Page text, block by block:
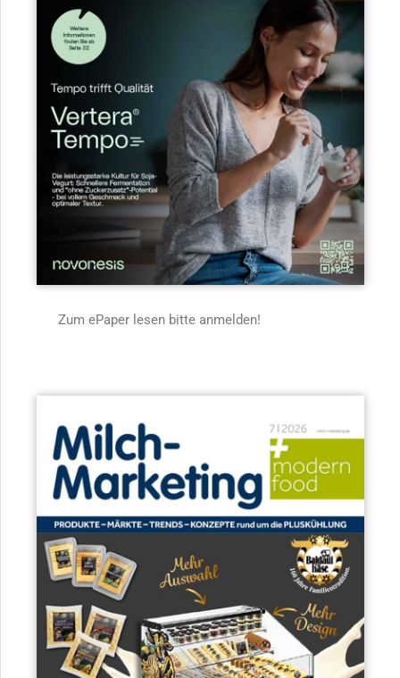
Zum ePaper lesen bitte anmelden!